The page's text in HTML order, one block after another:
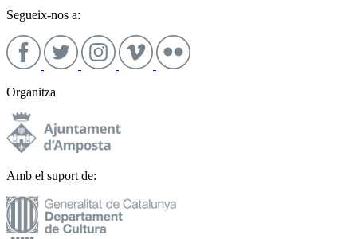
Segueix-nos a:
Organitza
Amb el suport de: